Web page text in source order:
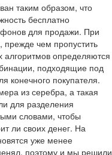
таким образом, что
бесплатно
для продажи. При
чем пропустить
определяются
подходящие под
конечного покупателя.
из серебра, а такая
для разделения
словами, чтобы
ли своих денег. На
уже менее
поэтому и мы решили